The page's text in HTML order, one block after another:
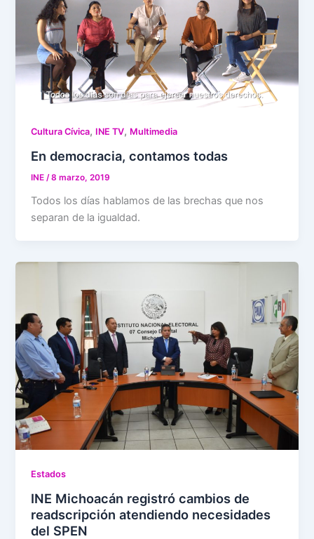
Cultura Cívica, INE TV, Multimedia
En democracia, contamos todas
INE /8 marzo, 2019
Todos los días hablamos de las brechas que nos
separan de la igualdad.
Estados
INE Michoacán registró cambios de
readscripción atendiendo necesidades
del SPEN